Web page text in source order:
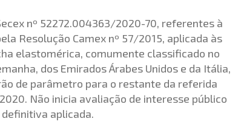
nº 52272.004363/2020-70, referentes à
Resolução Camex nº 57/2015, aplicada às
elastomérica, comumente classificado no
dos Emirados Árabes Unidos e da Itália,
de parâmetro para o restante da referida
Não inicia avaliação de interesse público
aplicada.